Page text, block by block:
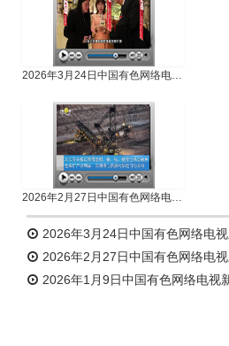
2026年3月24日中国有色网络电视新闻
2026年2月27日中国有色网络电视新闻
2026年3月24日中国有色网络电
2026年2月27日中国有色网络电
2026年1月9日中国有色网络电视